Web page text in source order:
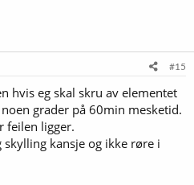
#15
hvis eg skal skru av elementet
grader på 60min mesketid.
feilen ligger.
kansje og ikke røre i